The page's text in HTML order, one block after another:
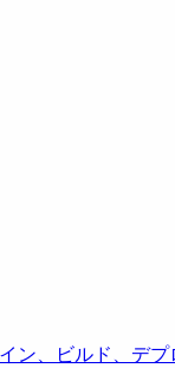
、ビルド、デプ